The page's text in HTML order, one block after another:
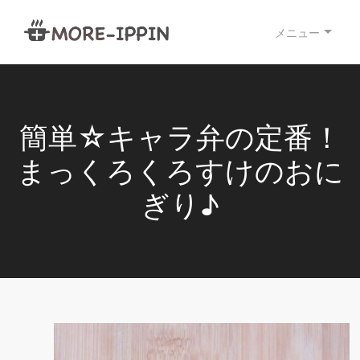
メニュー
簡単☆キャラ弁の定番！
まっくろくろすけのおに
ぎり♪